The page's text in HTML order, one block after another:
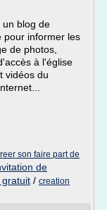
blog de
pour informer les
de photos,
à l'église
vidéos du
son faire part de
de
/ creation